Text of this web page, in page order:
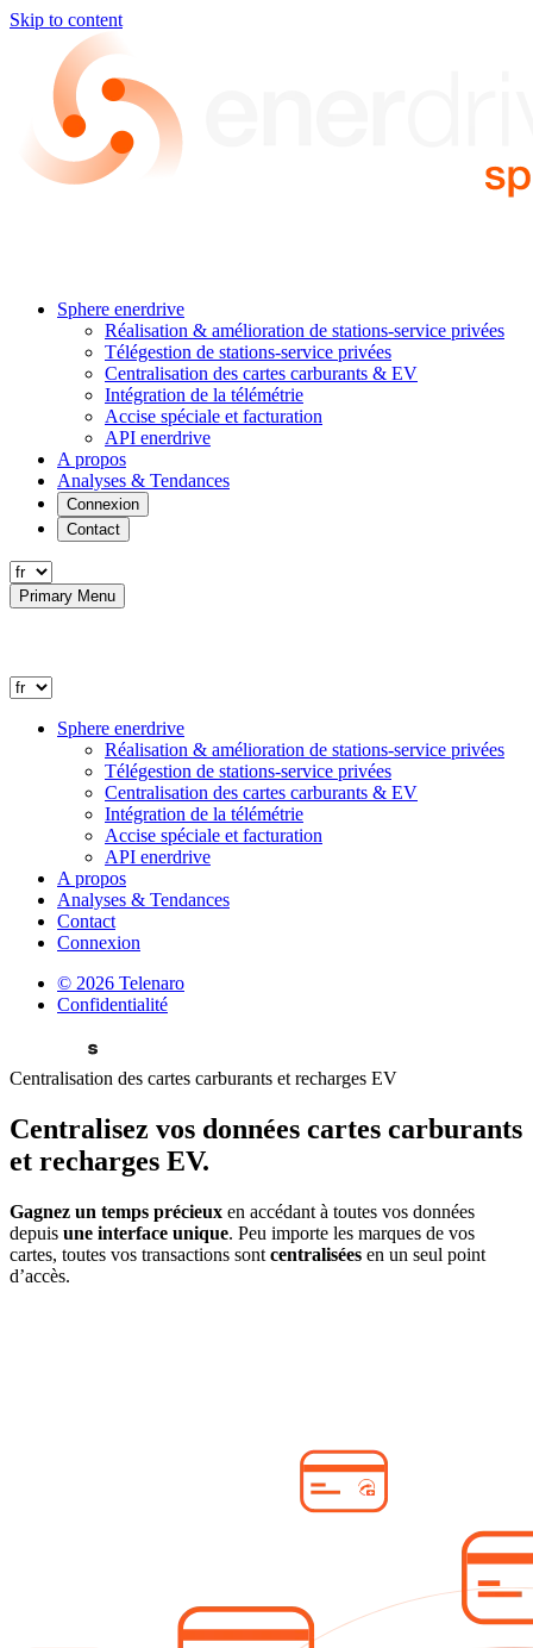
Skip to content
Sphere enerdrive
Réalisation & amélioration de stations-service privées
Télégestion de stations-service privées
Centralisation des cartes carburants & EV
Intégration de la télémétrie
Accise spéciale et facturation
API enerdrive
A propos
Analyses & Tendances
Connexion
Contact
Primary Menu
Sphere enerdrive
Réalisation & amélioration de stations-service privées
Télégestion de stations-service privées
Centralisation des cartes carburants & EV
Intégration de la télémétrie
Accise spéciale et facturation
API enerdrive
A propos
Analyses & Tendances
Contact
Connexion
© 2026 Telenaro
Confidentialité
Centralisation des cartes carburants et recharges EV
Centralisez vos données cartes carburants
et recharges EV.
Gagnez un temps précieux en accédant à toutes vos données
depuis une interface unique. Peu importe les marques de vos
cartes, toutes vos transactions sont centralisées en un seul point
d’accès.